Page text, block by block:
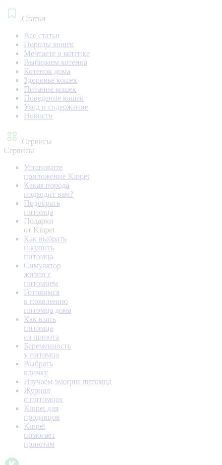
Статьи
Все статьи
Породы кошек
Мечтаете о котенке
Выбираем котенка
Котенок дома
Здоровье кошек
Питание кошек
Поведение кошек
Уход и содержание
Новости
Сервисы
Сервисы
Установите
приложение Kinpet
Какая порода
подходит вам?
Подобрать
питомца
Подарки
от Kinpet
Как выбрать
и купить
питомца
Симулятор
жизни с
питомцем
Готовимся
к появлению
питомца дома
Как взять
питомца
из приюта
Беременность
у питомца
Выбрать
кличку
Изучаем эмоции питомца
Журнал
о питомцах
Kinpet для
продавцов
Kinpet
помогает
приютам